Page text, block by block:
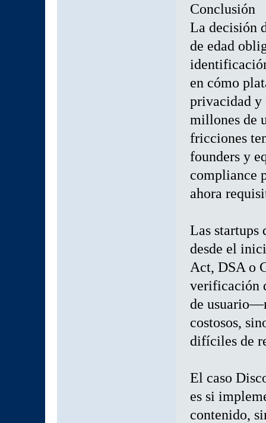
Conclusión
La decisión
de edad
en cómo
privacidad y
millones de
fricciones
founders y
compliance
ahora
Las startups
desde el
Act, DSA o
verificación
de
costosos,
difíciles de
El caso
es si
contenido,